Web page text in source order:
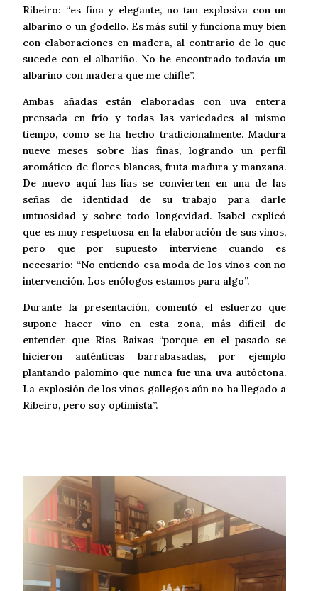
Ribeiro: “es fina y elegante, no tan explosiva con un
albariño o un godello. Es más sutil y funciona muy bien
con elaboraciones en madera, al contrario de lo que
sucede con el albariño. No he encontrado todavía un
albariño con madera que me chifle”.
Ambas añadas están elaboradas con uva entera
prensada en frío y todas las variedades al mismo
tiempo, como se ha hecho tradicionalmente. Madura
nueve meses sobre lías finas, logrando un perfil
aromático de flores blancas, fruta madura y manzana.
De nuevo aquí las lías se convierten en una de las
señas de identidad de su trabajo para darle
untuosidad y sobre todo longevidad. Isabel explicó
que es muy respetuosa en la elaboración de sus vinos,
pero que por supuesto interviene cuando es
necesario: “No entiendo esa moda de los vinos con no
intervención. Los enólogos estamos para algo”.
Durante la presentación, comentó el esfuerzo que
supone hacer vino en esta zona, más difícil de
entender que Rías Baixas “porque en el pasado se
hicieron auténticas barrabasadas, por ejemplo
plantando palomino que nunca fue una uva autóctona.
La explosión de los vinos gallegos aún no ha llegado a
Ribeiro, pero soy optimista”.